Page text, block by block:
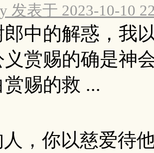
发表于 2023-10-10
郎中的解惑，我
义赏赐的确是神
赏赐的救 ...
，你以慈爱待